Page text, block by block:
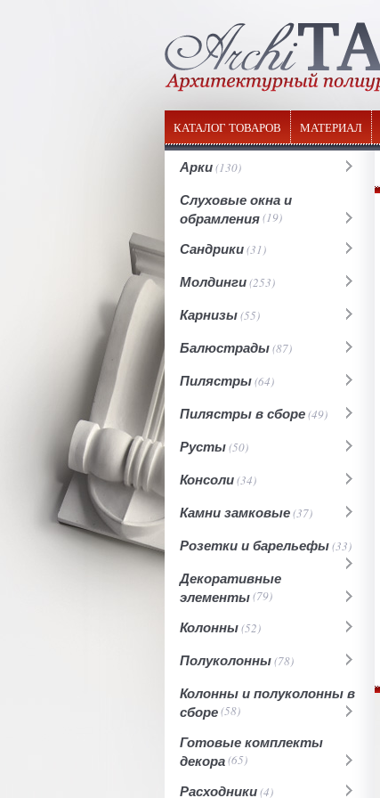
КАТАЛОГ ТОВАРОВ МАТЕРИАЛ
Арки(130)
Слуховые окна и
обрамления(19)
Сандрики(31)
Молдинги(253)
Карнизы(55)
Балюстрады(87)
Пилястры(64)
Пилястры в сборе(49)
Русты(50)
Консоли(34)
Камни замковые(37)
Розетки и барельефы(33)
Декоративные
элементы(79)
Колонны(52)
Полуколонны(78)
Колонны и полуколонны в
сборе(58)
Готовые комплекты
декора(65)
Расходники(4)